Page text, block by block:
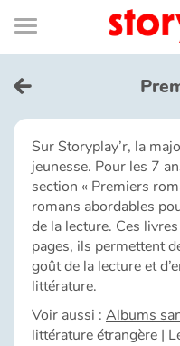
Connexion
Bibliothèque
de
page
Menu
Je me connecte
Tester gratuitement
Bibliothèque
Prix
Accueil
Sur Storyplay’r, la
jeunesse. Pour les 7
section « Premiers
romans abordables
de la lecture. Ces
pages, ils permettent
goût de la lecture et
littérature.
Voir aussi : Albums
littérature étrangère |